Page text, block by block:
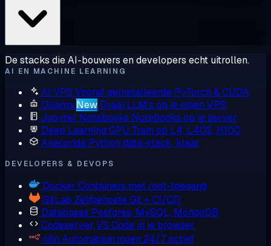
De stacks die AI-bouwers en developers echt uitrollen.
AI EN MACHINE LEARNING
AI VPS Vooraf geïnstalleerde PyTorch & CUDA
Ollama New Draai LLM's op je eigen VPS
Jupyter Notebooks Notebooks op je server
Deep Learning GPU Train op L4, L40S, H100
Anaconda Python data-stack, klaar
DEVELOPERS & DEVOPS
Docker Containers met root-toegang
GitLab Zelfgehoste Git + CI/CD
Databases Postgres, MySQL, MongoDB
Codeserver VS Code in je browser
n8n Automatiseringen 24/7 actief